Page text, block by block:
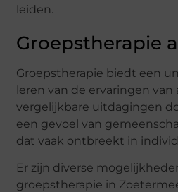
leiden.
Groepstherapie
Groepstherapie biedt een
leren van de ervaringen van
vergelijkbare uitdagingen
een gevoel van
dat vaak ontbreekt in
Er zijn diverse
groepstherapie in